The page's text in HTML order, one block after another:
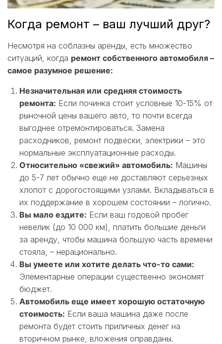
Когда ремонт – ваш лучший друг?
Несмотря на соблазны аренды, есть множество
ситуаций, когда ремонт собственного автомобиля –
самое разумное решение:
Незначительная или средняя стоимость
ремонта: Если починка стоит условные 10-15% от
рыночной цены вашего авто, то почти всегда
выгоднее отремонтироваться. Замена
расходников, ремонт подвески, электрики – это
нормальные эксплуатационные расходы.
Относительно «свежий» автомобиль: Машины
до 5-7 лет обычно еще не доставляют серьезных
хлопот с дорогостоящими узлами. Вкладываться в
их поддержание в хорошем состоянии – логично.
Вы мало ездите: Если ваш годовой пробег
невелик (до 10 000 км), платить большие деньги
за аренду, чтобы машина большую часть времени
стояла, – нерационально.
Вы умеете или хотите делать что-то сами:
Элементарные операции существенно экономят
бюджет.
Автомобиль еще имеет хорошую остаточную
стоимость: Если ваша машина даже после
ремонта будет стоить приличных денег на
вторичном рынке, вложения оправданы.